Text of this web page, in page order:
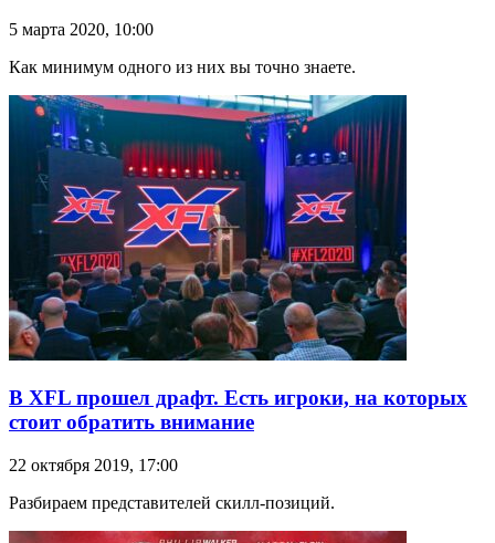
5 марта 2020, 10:00
Как минимум одного из них вы точно знаете.
В XFL прошел драфт. Есть игроки, на которых
стоит обратить внимание
22 октября 2019, 17:00
Разбираем представителей скилл-позиций.